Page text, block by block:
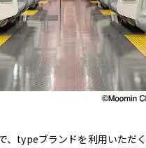
typeブランドを利用いただ